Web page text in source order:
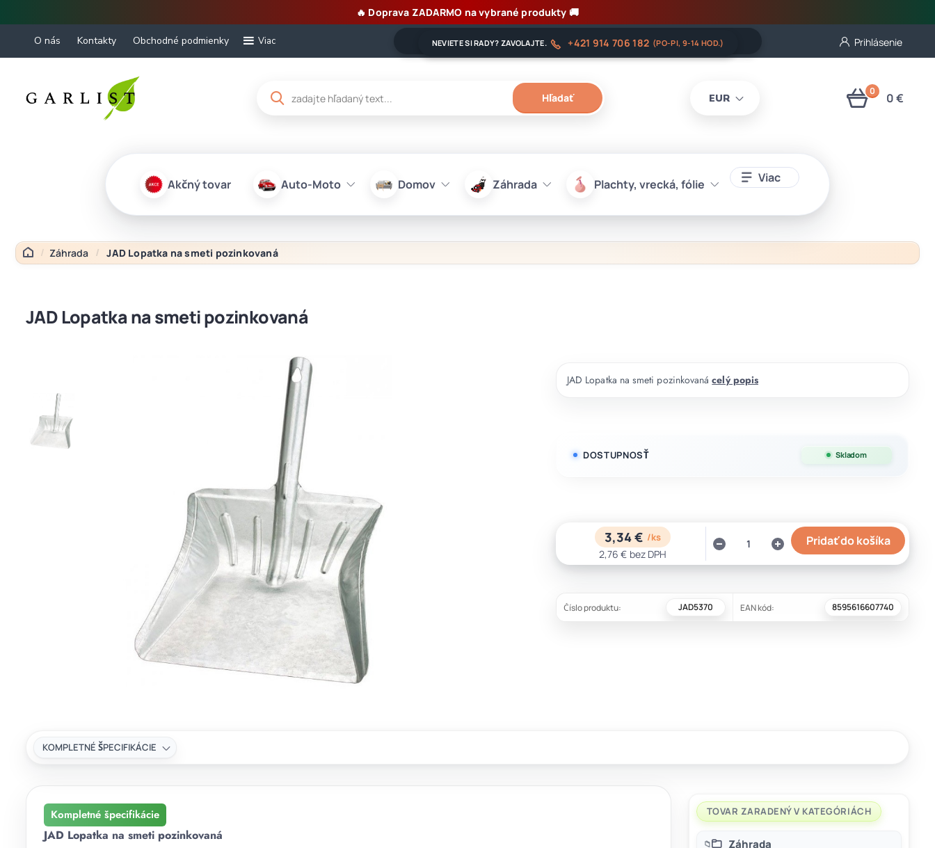
🔥 Doprava ZADARMO na vybrané produkty 🚚
O nás Kontakty Obchodné podmienky Viac
EUR
Prihlásenie
Hľadať
NEVIETE SI RADY? ZAVOLAJTE. +421 914 706 182 (PO-PI, 9-14 HOD.)
0 0 €
Akčný tovar Auto-Moto Domov Záhrada Plachty, vrecká, fólie Viac
Záhrada JAD Lopatka na smeti pozinkovaná
JAD Lopatka na smeti pozinkovaná
JAD Lopatka na smeti pozinkovanácelý popis
DOSTUPNOSŤ Skladom
3,34 € /ks
2,76 € bez DPH
Pridať do košíka
Číslo produktu: JAD5370 EAN kód: 8595616607740
KOMPLETNÉ ŠPECIFIKÁCIE
Kompletné špecifikácie
JAD Lopatka na smeti pozinkovaná
TOVAR ZARADENÝ V KATEGÓRIÁCH
Záhrada